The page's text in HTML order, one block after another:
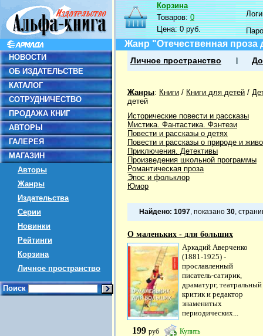
НОВОСТИ
ОБ ИЗДАТЕЛЬСТВЕ
КАТАЛОГ
СОТРУДНИЧЕСТВО
ПРОДАЖА КНИГ
АВТОРЫ
ГАЛЕРЕЯ
МАГАЗИН
Авторы
Жанры
Издательства
Серии
Новинки
Рейтинги
Корзина
Личное пространство
Поиск
Корзина
Товаров:0
Цена:0 руб.
Жанр "Отечественная проза
Личное пространство
Жанры: Книги / Книги для детей /
детей
Исторические повести и рассказы
Мистика. Фантастика. Фэнтези
Повести и рассказы о детях
Повести и рассказы о природе и
Приключения. Детективы
Произведения школьной программы
Романтическая проза
Эпос и фольклор
Юмор
Найдено: 1097, показано 30,
О маленьких - для больших
Аркадий Аверченко
(1881-1925) -
прославленный
писатель-сатирик,
драматург, театральный
критик и редактор
знаменитых
периодических...
199 руб Купить